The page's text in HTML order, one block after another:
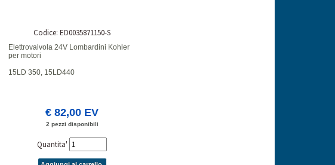
Codice: ED0035871150-S
Elettrovalvola 24V Lombardini Kohler
per motori
15LD 350, 15LD440
€ 82,00 EV
2 pezzi disponibili
Quantita'